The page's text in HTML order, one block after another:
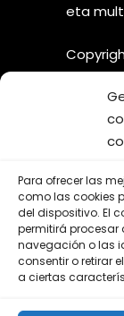
Para ofrecer las
como las cookies
del dispositivo. El
permitirá
navegación o las
consentir o retirar
a ciertas
eta
Aviso